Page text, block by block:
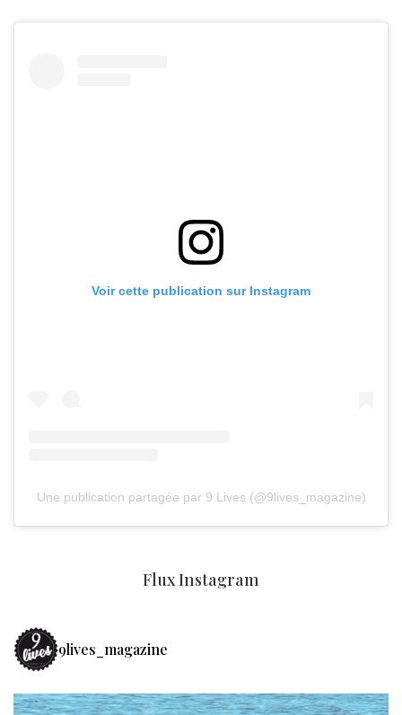
Voir cette publication sur Instagram
Une publication partagée par 9 Lives (@9lives_magazine)
Flux Instagram
9lives_magazine